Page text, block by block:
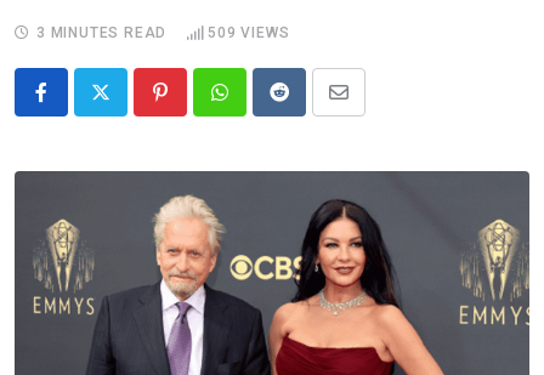
3 MINUTES READ 509 VIEWS
PinterestWhatsappRedditShare
Email